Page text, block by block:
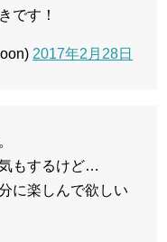
です！
2017年2月28日
もするけど…
に楽しんで欲しい